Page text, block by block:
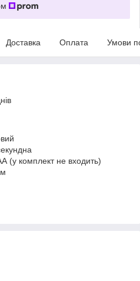
Доставка Оплата Умови
(у комплект не входить)